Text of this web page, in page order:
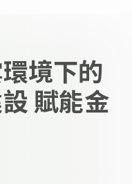
境下的
賦能金